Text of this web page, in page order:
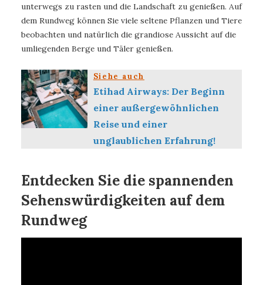
unterwegs zu rasten und die Landschaft zu genießen. Auf
dem Rundweg können Sie viele seltene Pflanzen und Tiere
beobachten und natürlich die grandiose Aussicht auf die
umliegenden Berge und Täler genießen.
Siehe auch
Etihad Airways: Der Beginn
einer außergewöhnlichen
Reise und einer
unglaublichen Erfahrung!
Entdecken Sie die spannenden
Sehenswürdigkeiten auf dem
Rundweg